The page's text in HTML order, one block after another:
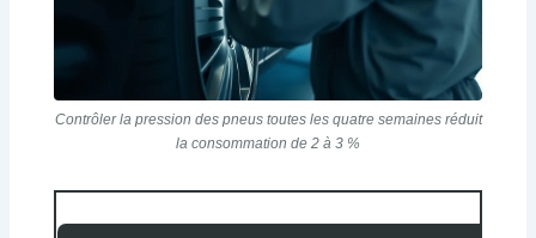
Contrôler la pression des pneus toutes les quatre semaines réduit
la consommation de 2 à 3 %